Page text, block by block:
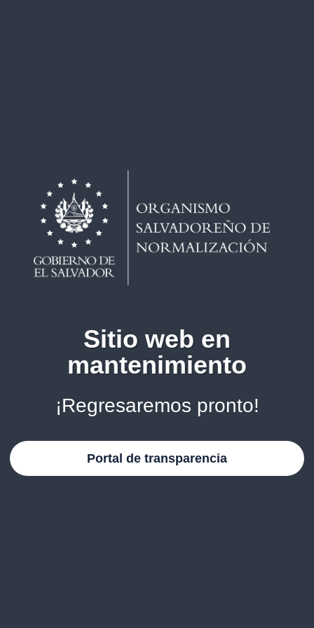
Sitio web en
mantenimiento
¡Regresaremos pronto!
Portal de transparencia